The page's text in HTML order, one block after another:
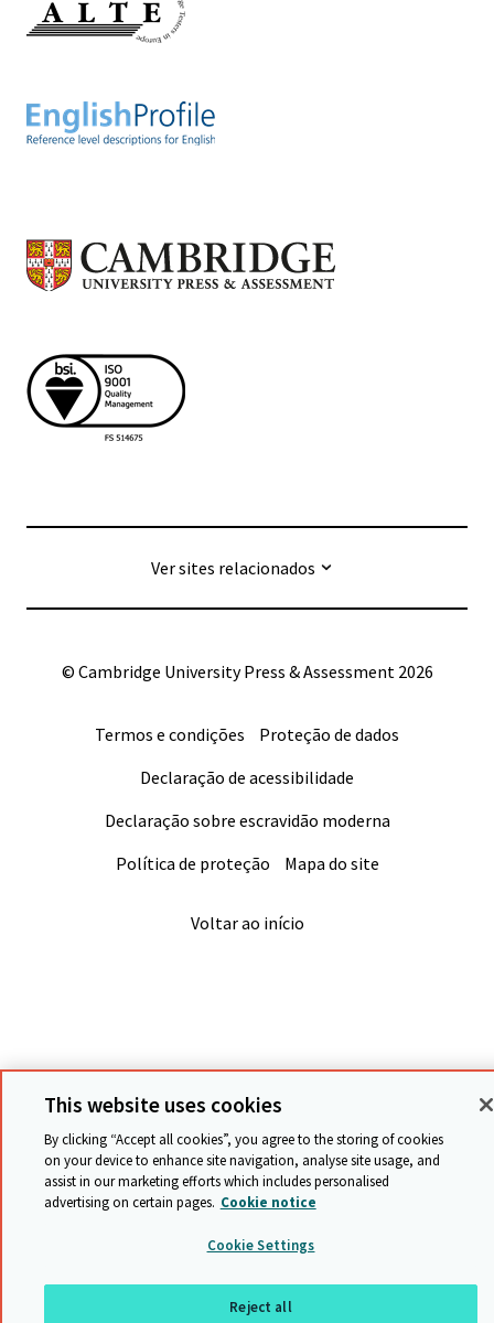
Ver sites relacionados
© Cambridge University Press & Assessment 2026
Termos e condições
Proteção de dados
Declaração de acessibilidade
Declaração sobre escravidão moderna
Política de proteção
Mapa do site
Voltar ao início
This website uses cookies
By clicking “Accept all cookies”, you agree to the storing of cookies
on your device to enhance site navigation, analyse site usage, and
assist in our marketing efforts which includes personalised
advertising on certain pages. Cookie notice
Cookie Settings
Reject all